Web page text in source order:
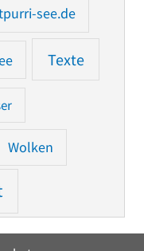
see.de
Texte
Wolken